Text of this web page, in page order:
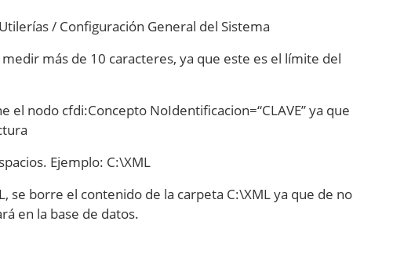
/ Configuración General del Sistema
más de 10 caracteres, ya que este es el límite del
nodo cfdi:Concepto NoIdentificacion=“CLAVE” ya que
Ejemplo: C:\XML
se borre el contenido de la carpeta C:\XML ya que de no
en la base de datos.